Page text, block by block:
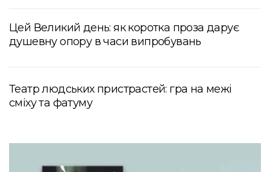
Цей Великий день: як коротка проза дарує
душевну опору в часи випробувань
Театр людських пристрастей: гра на межі
сміху та фатуму